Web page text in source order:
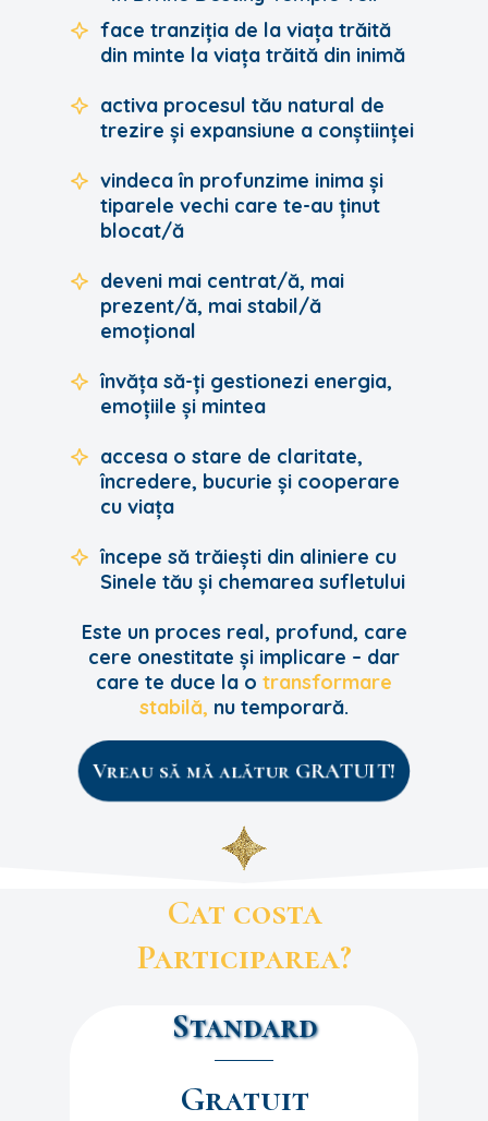
face tranziția de la viața trăită
din minte la viața trăită din inimă
activa procesul tău natural de
trezire și expansiune a conștiinței
vindeca în profunzime inima și
tiparele vechi care te-au ținut
blocat/ă
deveni mai centrat/ă, mai
prezent/ă, mai stabil/ă
emoțional
învăța să-ți gestionezi energia,
emoțiile și mintea
accesa o stare de claritate,
încredere, bucurie și cooperare
cu viața
începe să trăiești din aliniere cu
Sinele tău și chemarea sufletului
Este un proces real, profund, care
cere onestitate și implicare – dar
care te duce la o transformare
stabilă, nu temporară.
Vreau să mă alătur GRATUIT!
Cat costa
Participarea?
Standard
Gratuit